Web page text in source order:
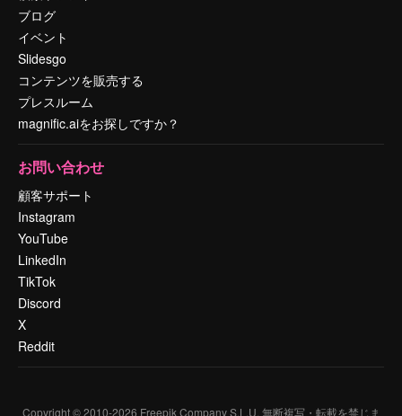
ブログ
イベント
Slidesgo
コンテンツを販売する
プレスルーム
magnific.aiをお探しですか？
お問い合わせ
顧客サポート
Instagram
YouTube
LinkedIn
TikTok
Discord
X
Reddit
Copyright © 2010-2026 Freepik Company S.L.U. 無断複写・転載を禁じま